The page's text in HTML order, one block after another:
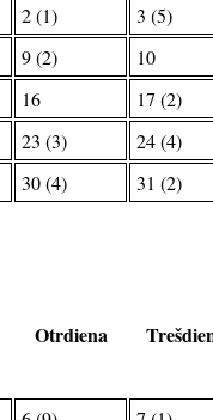
2 (1)
3 (5)
9 (2)
10
16
17 (2)
23 (3)
24 (4)
30 (4) 31 (2)
Otrdiena